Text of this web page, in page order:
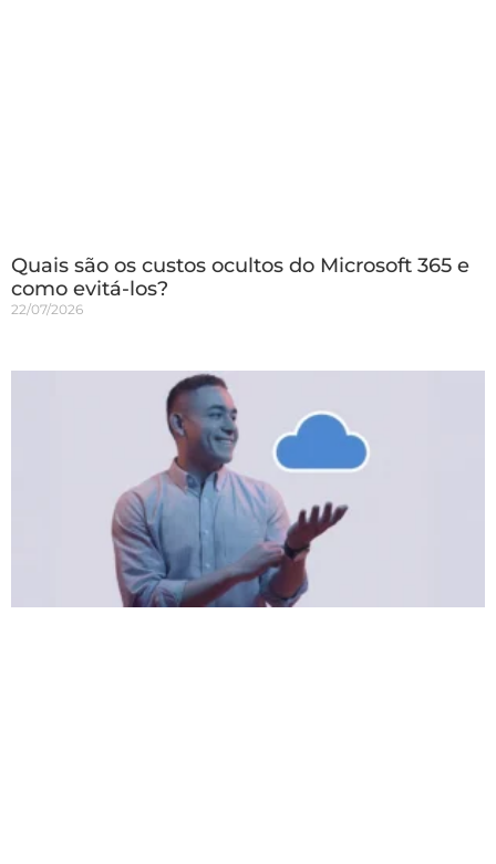
Quais são os custos ocultos do Microsoft 365 e
como evitá-los?
22/07/2026